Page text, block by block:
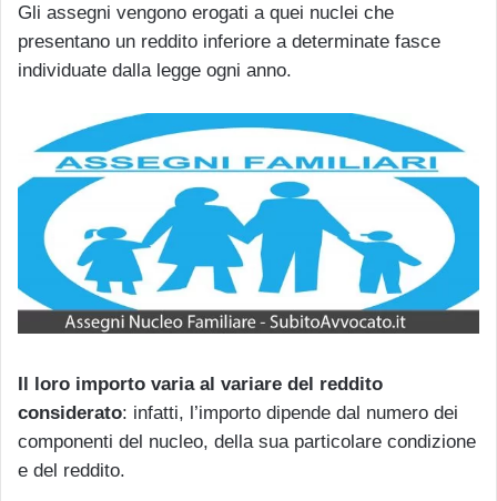
Gli assegni vengono erogati a quei nuclei che
presentano un reddito inferiore a determinate fasce
individuate dalla legge ogni anno.
Il loro importo varia al variare del reddito
considerato: infatti, l’importo dipende dal numero dei
componenti del nucleo, della sua particolare condizione
e del reddito.